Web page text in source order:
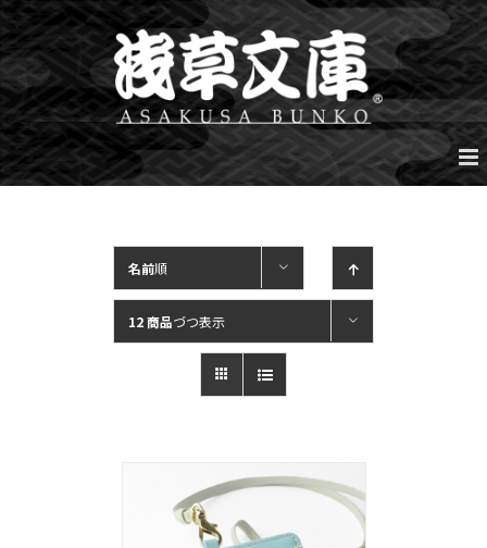
Skip
to
content
名前順
12 商品づつ表示